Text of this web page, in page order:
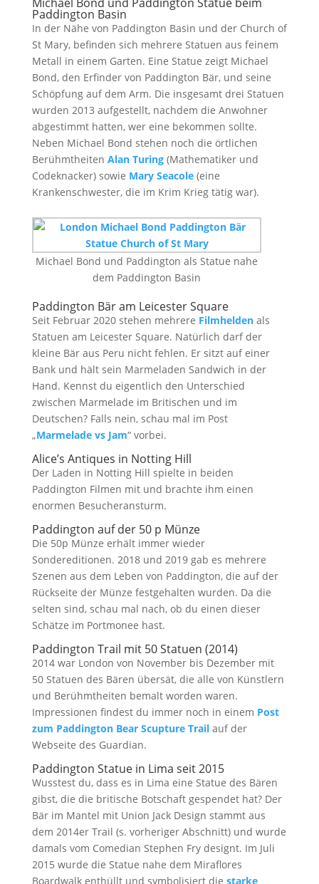
Paddington Basin
In der Nähe von Paddington Basin und der Church of
St Mary, befinden sich mehrere Statuen aus feinem
Metall in einem Garten. Eine Statue zeigt Michael
Bond, den Erfinder von Paddington Bär, und seine
Schöpfung auf dem Arm. Die insgesamt drei Statuen
wurden 2013 aufgestellt, nachdem die Anwohner
abgestimmt hatten, wer eine bekommen sollte.
Neben Michael Bond stehen noch die örtlichen
Berühmtheiten Alan Turing(Mathematiker und
Codeknacker) sowie Mary Seacole(eine
Krankenschwester, die im Krim Krieg tätig war).
Michael Bond und Paddington als Statue nahe
dem Paddington Basin
Paddington Bär am Leicester Square
Seit Februar 2020 stehen mehrere Filmheldenals
Statuen am Leicester Square. Natürlich darf der
kleine Bär aus Peru nicht fehlen. Er sitzt auf einer
Bank und hält sein Marmeladen Sandwich in der
Hand. Kennst du eigentlich den Unterschied
zwischen Marmelade im Britischen und im
Deutschen? Falls nein, schau mal im Post
„Marmelade vs Jam“ vorbei.
Alice’s Antiques in Notting Hill
Der Laden in Notting Hill spielte in beiden
Paddington Filmen mit und brachte ihm einen
enormen Besucheransturm.
Paddington auf der 50 p Münze
Die 50p Münze erhält immer wieder
Sondereditionen. 2018 und 2019 gab es mehrere
Szenen aus dem Leben von Paddington, die auf der
Rückseite der Münze festgehalten wurden. Da die
selten sind, schau mal nach, ob du einen dieser
Schätze im Portmonee hast.
Paddington Trail mit 50 Statuen (2014)
2014 war London von November bis Dezember mit
50 Statuen des Bären übersät, die alle von Künstlern
und Berühmtheiten bemalt worden waren.
Impressionen findest du immer noch in einem Post
zum Paddington Bear Scupture Trailauf der
Webseite des Guardian.
Paddington Statue in Lima seit 2015
Wusstest du, dass es in Lima eine Statue des Bären
gibst, die die britische Botschaft gespendet hat? Der
Bär im Mantel mit Union Jack Design stammt aus
dem 2014er Trail (s. vorheriger Abschnitt) und wurde
damals vom Comedian Stephen Fry designt. Im Juli
2015 wurde die Statue nahe dem Miraflores
Boardwalk enthüllt und symbolisiert die starke